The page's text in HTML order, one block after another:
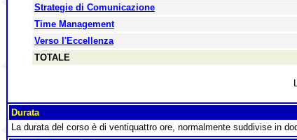
Strategie di Comunicazione
Time Management
Verso l'Eccellenza
TOTALE
Durata
La durata del corso è di ventiquattro ore, normalmente suddivise in